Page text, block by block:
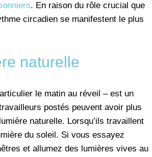
. En raison du rôle crucial que
circadien se manifestent le plus
naturelle
le matin au réveil – est un
postés peuvent avoir plus
naturelle. Lorsqu’ils travaillent
du soleil. Si vous essayez
et allumez des lumières vives au